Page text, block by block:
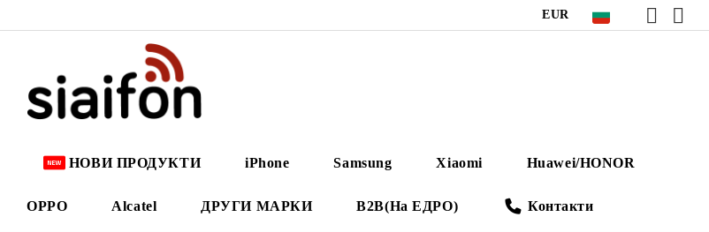
EUR
НОВИ ПРОДУКТИ iPhone Samsung Xiaomi Huawei/HONOR
OPPO Alcatel ДРУГИ МАРКИ B2B(На ЕДРО) Контакти